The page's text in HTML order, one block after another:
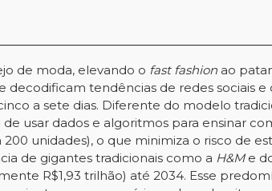
de moda, elevando o fast fashion ao
decodificam tendências de redes sociais
a sete dias. Diferente do modelo
usar dados e algoritmos para ensinar
unidades), o que minimiza o risco de
de gigantes tradicionais como a H&Me
R$1,93 trilhão) até 2034. Esse